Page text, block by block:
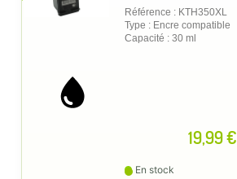
Référence : KTH350XL
Type : Encre compatible
Capacité : 30 ml
19,99 €
En stock